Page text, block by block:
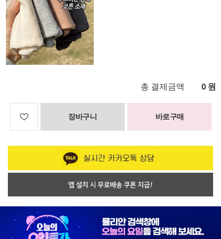
총 결제금액 0 원
장바구니 바로구매